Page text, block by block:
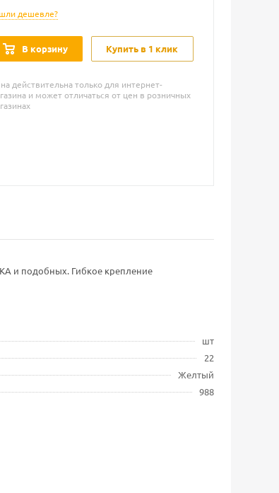
дешевле?
В корзину Купить в 1 клик
действительна только для интернет-
и может отличаться от цен в розничных
и подобных. Гибкое крепление
шт
22
Желтый
988